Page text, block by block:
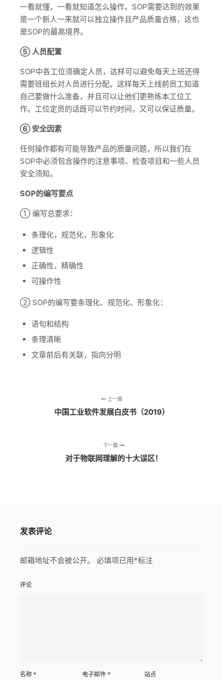
一看就懂，一看就知道怎么操作。SOP需要达到的效果
是一个新人一来就可以独立操作且产品质量合格，这也
是SOP的最高境界。
⑤ 人员配置
SOP中各工位须确定人员，这样可以避免每天上班还得
需要班组长对人员进行分配。这样每天上线前员工知道
自己要做什么准备，并且可以让他们更熟练本工位工
作。工位定员的话既可以节约时间，又可以保证质量。
⑥ 安全因素
任何操作都有可能导致产品的质量问题，所以我们在
SOP中必须包含操作的注意事项、检查项目和一些人员
安全须知。
SOP的编写要点
① 编写总要求：
条理化，规范化，形象化
逻辑性
正确性，精确性
可操作性
② SOP的编写要条理化、规范化、形象化：
语句和结构
条理清晰
文章前后有关联，指向分明
上一篇
中国工业软件发展白皮书（2019）
下一篇
对于物联网理解的十大误区！
发表评论
邮箱地址不会被公开。 必填项已用*标注
评论
名称 * 电子邮件* 站点